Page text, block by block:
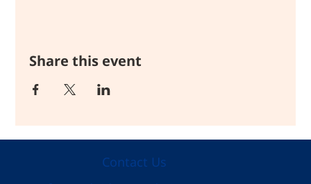
Share this event
Contact Us